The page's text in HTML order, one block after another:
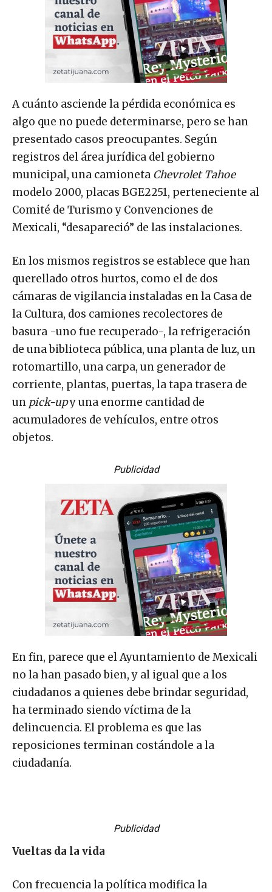
A cuánto asciende la pérdida económica es
algo que no puede determinarse, pero se han
presentado casos preocupantes. Según
registros del área jurídica del gobierno
municipal, una camioneta Chevrolet Tahoe
modelo 2000, placas BGE2251, perteneciente al
Comité de Turismo y Convenciones de
Mexicali, “desapareció” de las instalaciones.
En los mismos registros se establece que han
querellado otros hurtos, como el de dos
cámaras de vigilancia instaladas en la Casa de
la Cultura, dos camiones recolectores de
basura -uno fue recuperado-, la refrigeración
de una biblioteca pública, una planta de luz, un
rotomartillo, una carpa, un generador de
corriente, plantas, puertas, la tapa trasera de
un pick-upy una enorme cantidad de
acumuladores de vehículos, entre otros
objetos.
Publicidad
En fin, parece que el Ayuntamiento de Mexicali
no la han pasado bien, y al igual que a los
ciudadanos a quienes debe brindar seguridad,
ha terminado siendo víctima de la
delincuencia. El problema es que las
reposiciones terminan costándole a la
ciudadanía.
Publicidad
Vueltas da la vida
Con frecuencia la política modifica la